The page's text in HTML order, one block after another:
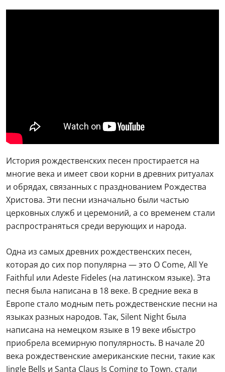
История рождественских песен простирается на
многие века и имеет свои корни в древних ритуалах
и обрядах, связанных с празднованием Рождества
Христова. Эти песни изначально были частью
церковных служб и церемоний, а со временем стали
распространяться среди верующих и народа.
Одна из самых древних рождественских песен,
которая до сих пор популярна — это O Come, All Ye
Faithful или Adeste Fideles (на латинском языке). Эта
песня была написана в 18 веке. В средние века в
Европе стало модным петь рождественские песни на
языках разных народов. Так, Silent Night была
написана на немецком языке в 19 веке ибыстро
приобрела всемирную популярность. В начале 20
века рождественские американские песни, такие как
Jingle Bells и Santa Claus Is Coming to Town, стали